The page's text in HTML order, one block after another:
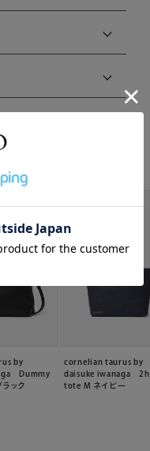
by
Dummy
ック
cornelian taurus by
daisuke iwanaga
tote M ネイビー